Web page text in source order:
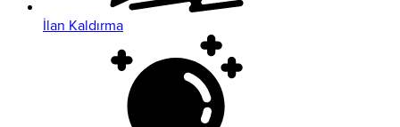
İlan Kaldırma